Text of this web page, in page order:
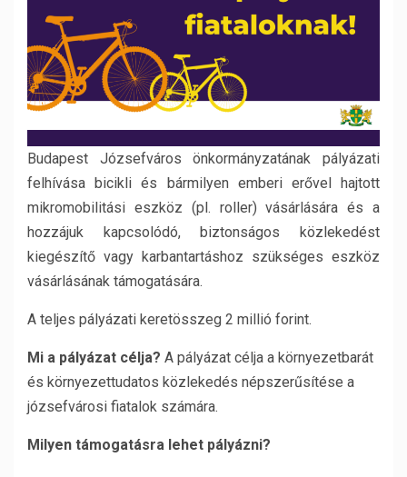
Budapest Józsefváros önkormányzatának pályázati
felhívása bicikli és bármilyen emberi erővel hajtott
mikromobilitási eszköz (pl. roller) vásárlására és a
hozzájuk kapcsolódó, biztonságos közlekedést
kiegészítő vagy karbantartáshoz szükséges eszköz
vásárlásának támogatására.
A teljes pályázati keretösszeg 2 millió forint.
Mi a pályázat célja? A pályázat célja a környezetbarát
és környezettudatos közlekedés népszerűsítése a
józsefvárosi fiatalok számára.
Milyen támogatásra lehet pályázni?